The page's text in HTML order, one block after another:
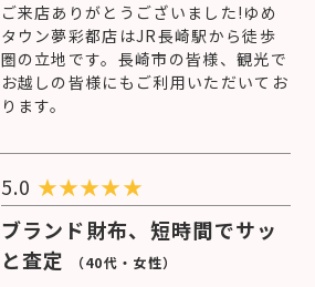
ご来店ありがとうございました!ゆめ
タウン夢彩都店はJR長崎駅から徒歩
圏の立地です。長崎市の皆様、観光で
お越しの皆様にもご利用いただいてお
ります。
5.0 ★★★★★
ブランド財布、短時間でサッ
と査定
（40代・女性）